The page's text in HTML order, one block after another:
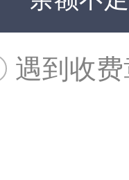
遇到收